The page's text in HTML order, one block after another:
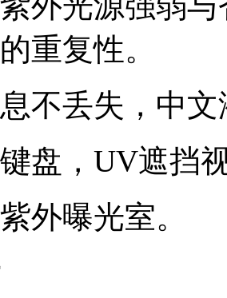
重复性。
不丢失，中文
盘，UV遮挡
外曝光室。